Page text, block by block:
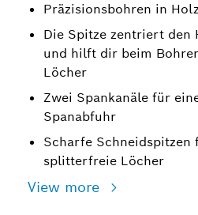
Präzisionsbohren in
Die Spitze zentriert den
und hilft dir beim
Löcher
Zwei Spankanäle für
Spanabfuhr
Scharfe Schneidspitzen
splitterfreie Löcher
View more